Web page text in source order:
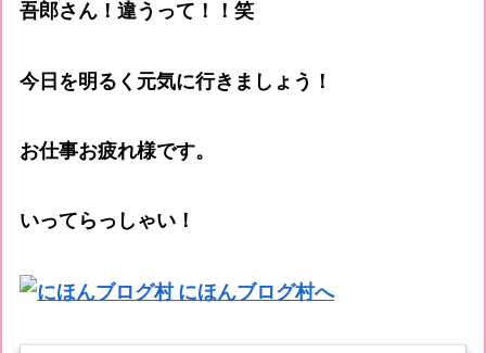
吾郎さん！違うって！！笑
今日を明るく元気に行きましょう！
お仕事お疲れ様です。
いってらっしゃい！